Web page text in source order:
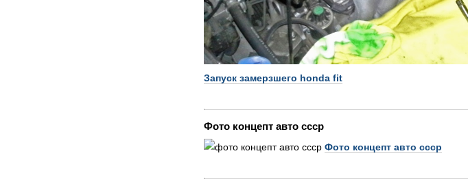
Запуск замерзшего honda fit
Фото концепт авто ссср
Фото концепт авто ссср